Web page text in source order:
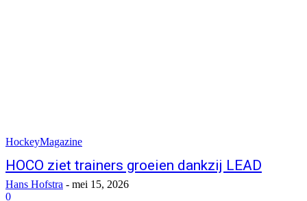
HockeyMagazine
HOCO ziet trainers groeien dankzij LEAD
Hans Hofstra - mei 15, 2026
0